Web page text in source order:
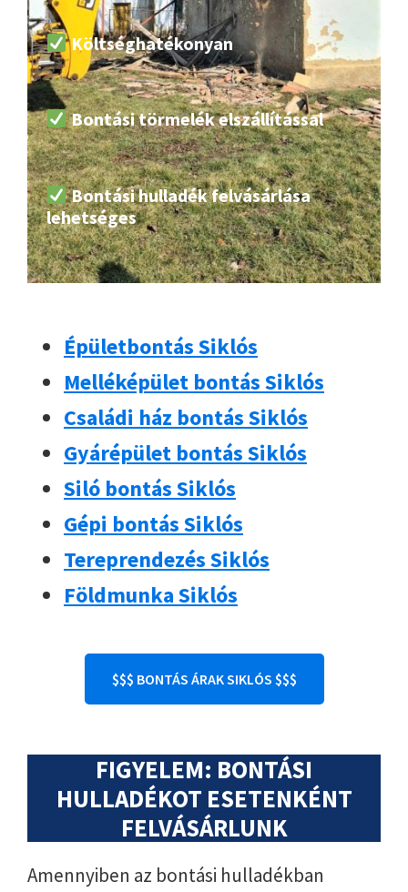
Költséghatékonyan
Bontási törmelék elszállítással
Bontási hulladék felvásárlása
lehetséges
Épületbontás Siklós
Melléképület bontás Siklós
Családi ház bontás Siklós
Gyárépület bontás Siklós
Siló bontás Siklós
Gépi bontás Siklós
Tereprendezés Siklós
Földmunka Siklós
$$$ BONTÁS ÁRAK SIKLÓS $$$
FIGYELEM: BONTÁSI
HULLADÉKOT ESETENKÉNT
FELVÁSÁRLUNK
Amennyiben az bontási hulladékban